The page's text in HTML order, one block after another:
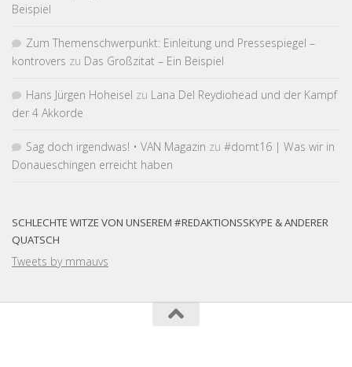
Beispiel
Zum Themen­schwer­punkt: Einleitung und Pressespiegel –
kontrovers zu Das Großzitat – Ein Beispiel
Hans Jürgen Hoheisel zu Lana Del Reydiohead und der Kampf
der 4 Akkorde
Sag doch irgendwas! • VAN Magazin zu #domt16 | Was wir in
Donaueschingen erreicht haben
SCHLECHTE WITZE VON UNSEREM #REDAKTIONSSKYPE & ANDERER
QUATSCH
Tweets by mmauvs